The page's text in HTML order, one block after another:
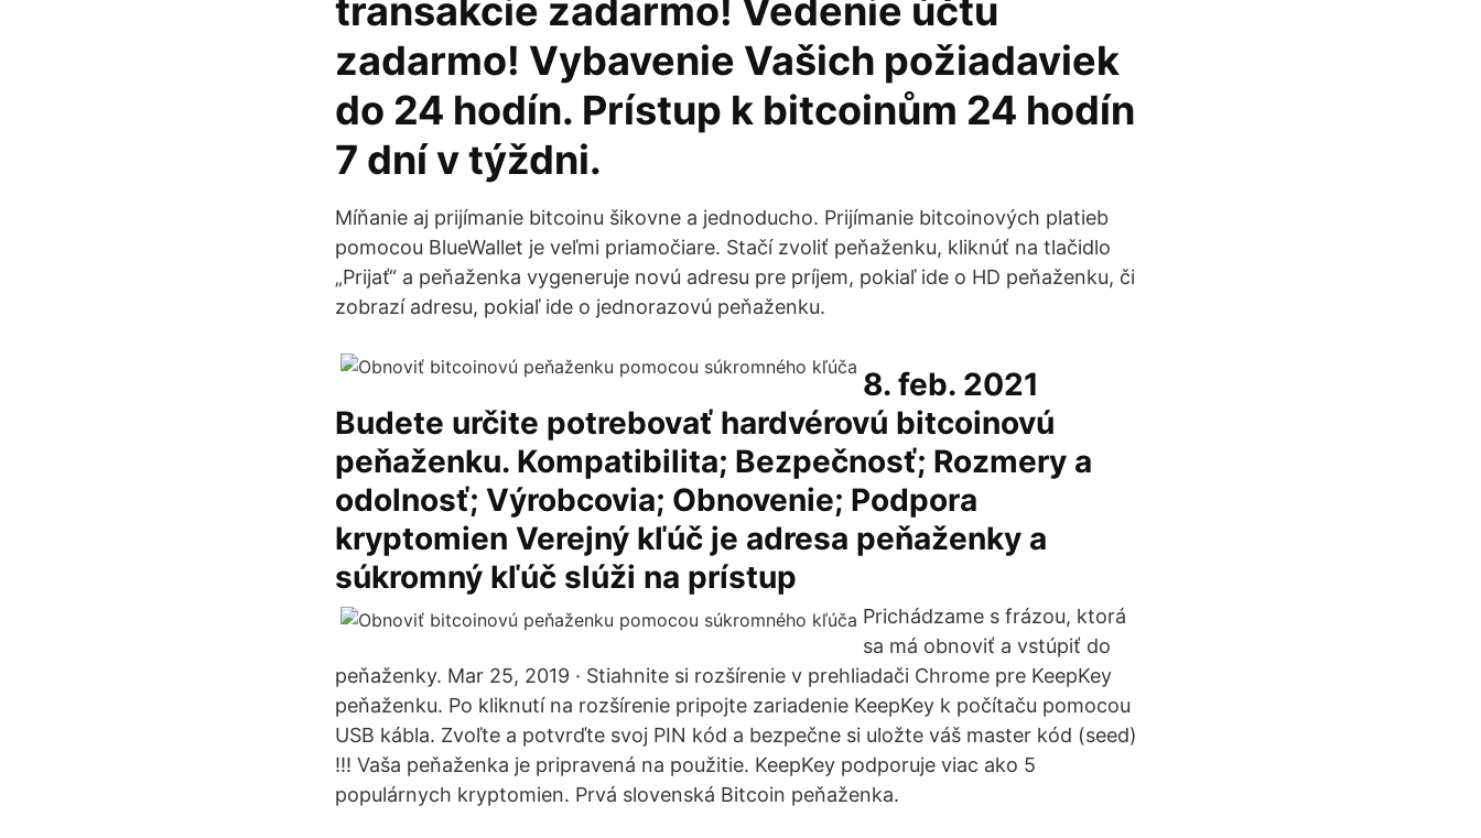
transakcie zadarmo! Vedenie účtu
zadarmo! Vybavenie Vašich požiadaviek
do 24 hodín. Prístup k bitcoinům 24 hodín
7 dní v týždni.
Míňanie aj prijímanie bitcoinu šikovne a jednoducho. Prijímanie bitcoinových platieb
pomocou BlueWallet je veľmi priamočiare. Stačí zvoliť peňaženku, kliknúť na tlačidlo
„Prijať“ a peňaženka vygeneruje novú adresu pre príjem, pokiaľ ide o HD peňaženku, či
zobrazí adresu, pokiaľ ide o jednorazovú peňaženku.
8. feb. 2021
Budete určite potrebovať hardvérovú bitcoinovú
peňaženku. Kompatibilita; Bezpečnosť; Rozmery a
odolnosť; Výrobcovia; Obnovenie; Podpora
kryptomien Verejný kľúč je adresa peňaženky a
súkromný kľúč slúži na prístup
Prichádzame s frázou, ktorá
sa má obnoviť a vstúpiť do
peňaženky. Mar 25, 2019 · Stiahnite si rozšírenie v prehliadači Chrome pre KeepKey
peňaženku. Po kliknutí na rozšírenie pripojte zariadenie KeepKey k počítaču pomocou
USB kábla. Zvoľte a potvrďte svoj PIN kód a bezpečne si uložte váš master kód (seed)
!!! Vaša peňaženka je pripravená na použitie. KeepKey podporuje viac ako 5
populárnych kryptomien. Prvá slovenská Bitcoin peňaženka.